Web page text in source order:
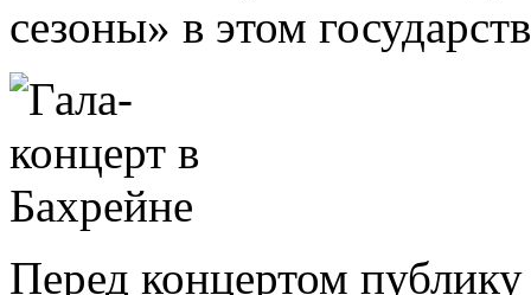
сезоны» в этом
Перед концертом